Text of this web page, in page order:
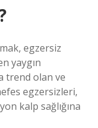
egzersiz
yaygın
trend olan ve
egzersizleri,
kalp sağlığına